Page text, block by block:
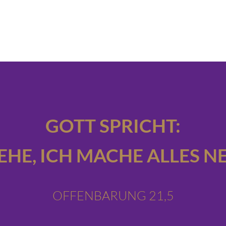
GOTT SPRICHT:
ICH MACHE ALLES
OFFENBARUNG 21,5